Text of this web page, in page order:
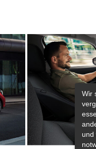
Wir
und